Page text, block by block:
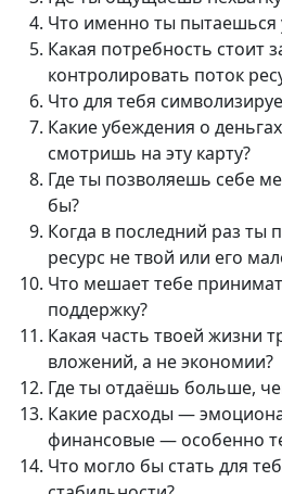
Что именно ты пытаешься
Какая потребность стоит
контролировать поток
Что для тебя
Какие убеждения о
смотришь на эту карту?
Где ты позволяешь себе
бы?
Когда в последний раз ты
ресурс не твой или его
Что мешает тебе
поддержку?
Какая часть твоей жизни
вложений, а не экономии?
Где ты отдаёшь больше,
Какие расходы —
финансовые — особенно
Что могло бы стать для